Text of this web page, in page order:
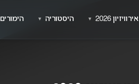
אירוויזיון 2026 ▼ היסטוריה ▼ הימורים